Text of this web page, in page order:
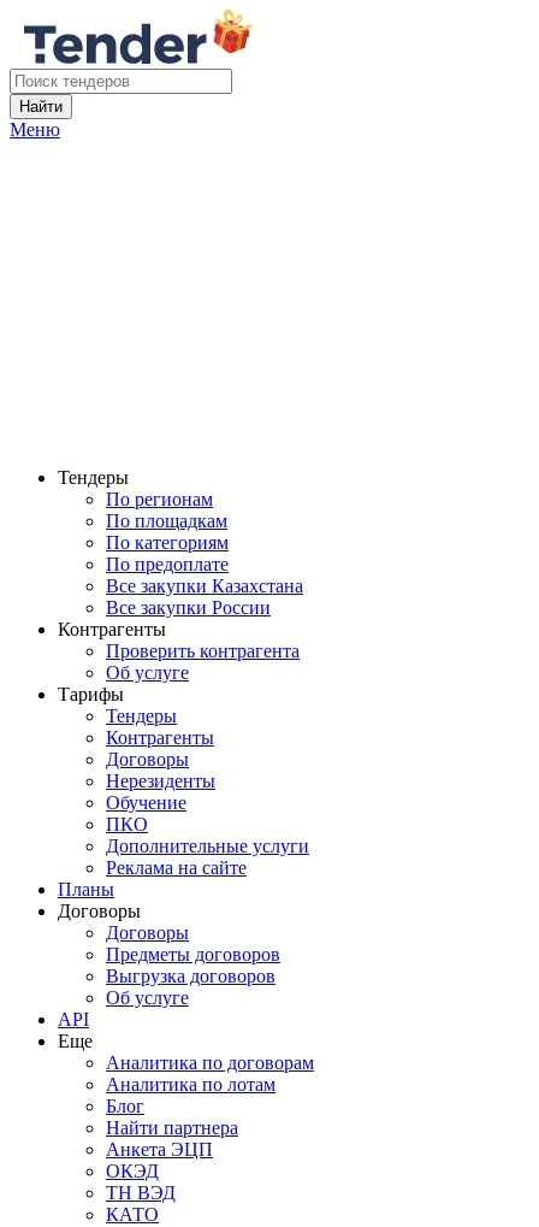
Найти
Меню
Тендеры
По регионам
По площадкам
По категориям
По предоплате
Все закупки Казахстана
Все закупки России
Контрагенты
Проверить контрагента
Об услуге
Тарифы
Тендеры
Контрагенты
Договоры
Нерезиденты
Обучение
ПКО
Дополнительные услуги
Реклама на сайте
Планы
Договоры
Договоры
Предметы договоров
Выгрузка договоров
Об услуге
API
Еще
Аналитика по договорам
Аналитика по лотам
Блог
Найти партнера
Анкета ЭЦП
ОКЭД
ТН ВЭД
КАТО